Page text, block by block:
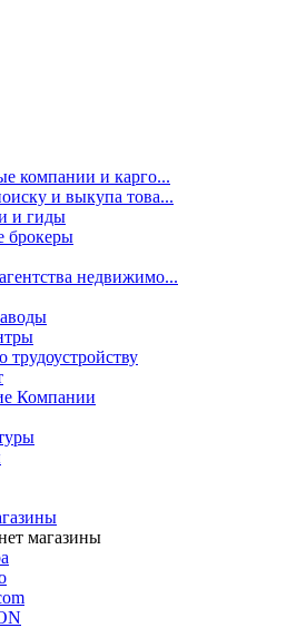
компании и карго...
и выкупа това...
и гиды
брокеры
недвижимо...
трудоустройству
Компании
магазины